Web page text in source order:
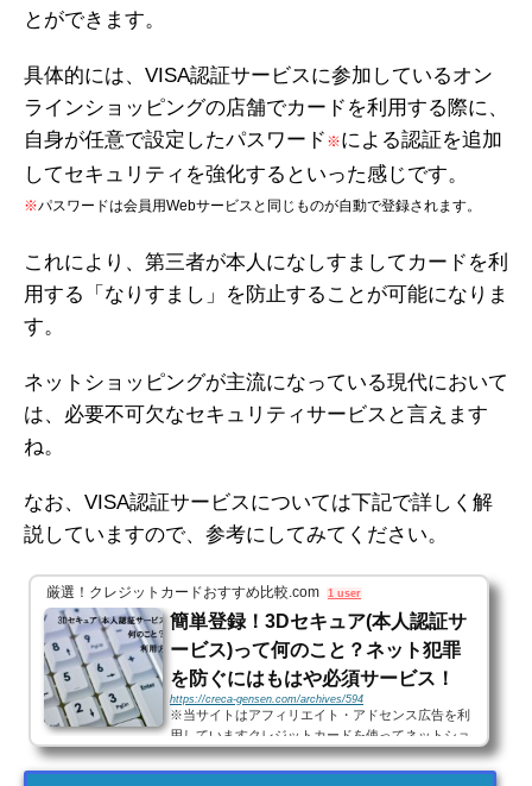
とができます。
具体的には、VISA認証サービスに参加しているオン
ラインショッピングの店舗でカードを利用する際に、
自身が任意で設定したパスワード ※による認証を追加
してセキュリティを強化するといった感じです。
※パスワードは会員用Webサービスと同じものが自動で登録されます。
これにより、第三者が本人になしすましてカードを利
用する「なりすまし」を防止することが可能になりま
す。
ネットショッピングが主流になっている現代において
は、必要不可欠なセキュリティサービスと言えます
ね。
なお、VISA認証サービスについては下記で詳しく解
説していますので、参考にしてみてください。
厳選！クレジットカードおすすめ比較.com 1 user
簡単登録！3Dセキュア(本人認証サ
ービス)って何のこと？ネット犯罪
を防ぐにはもはや必須サービス！
https://creca-gensen.com/archives/594
※当サイトはアフィリエイト・アドセンス広告を利
用していますクレジットカードを使ってネットショ
ッピングをすると、カード番号や名前、有効期限と
いったカード情報の入力以外に、IDやパスワードの